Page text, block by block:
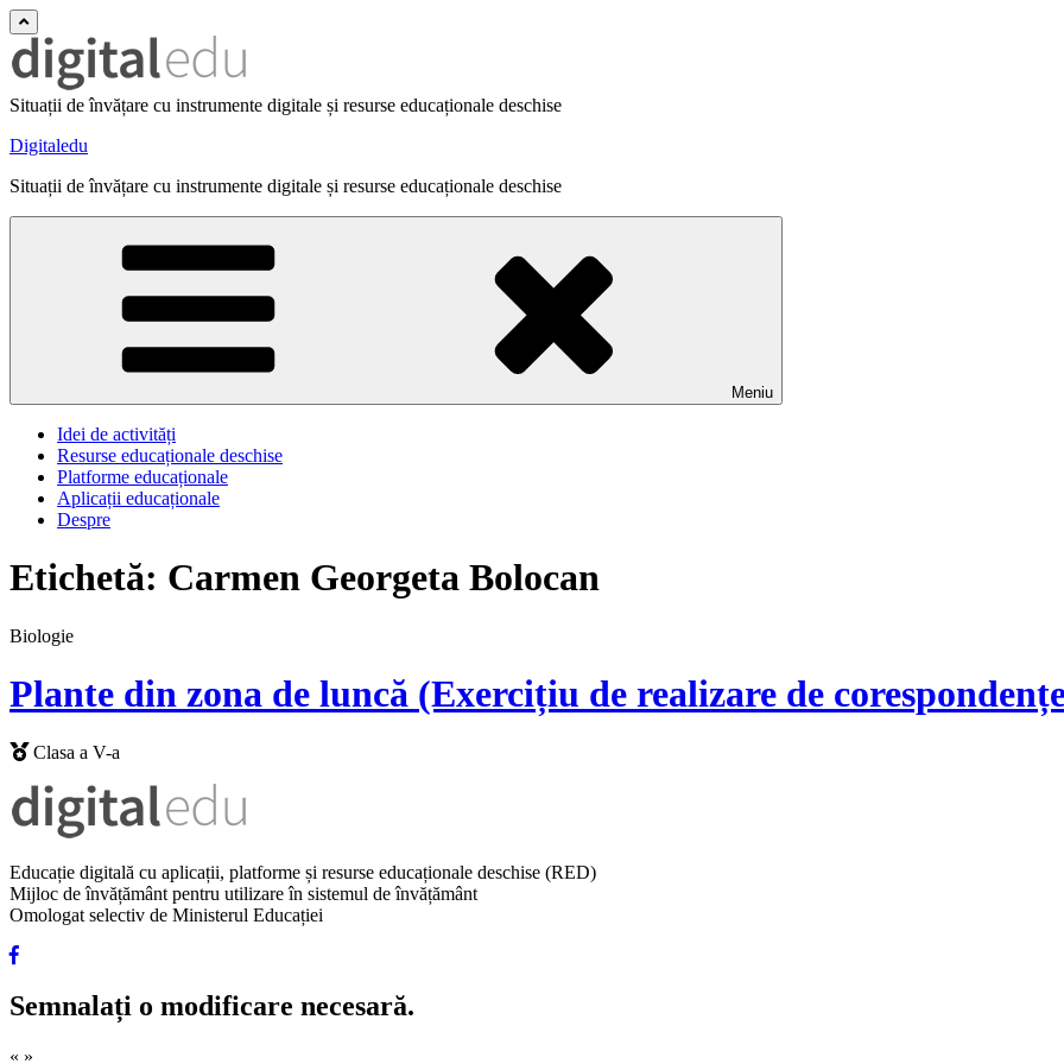
Situații de învățare cu instrumente digitale și resurse educaționale deschise
Digitaledu
Situații de învățare cu instrumente digitale și resurse educaționale deschise
Meniu
Idei de activități
Resurse educaționale deschise
Platforme educaționale
Aplicații educaționale
Despre
Etichetă: Carmen Georgeta Bolocan
Biologie
Plante din zona de luncă (Exercițiu de realizare de
Clasa a V-a
Educație digitală cu aplicații, platforme și resurse educaționale deschise (RED)
Mijloc de învățământ pentru utilizare în sistemul de învățământ
Omologat selectiv de Ministerul Educației
Semnalați o modificare necesară.
« »